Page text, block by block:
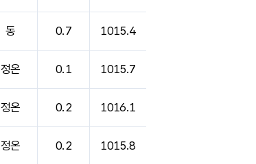
동 0.7 1015.4
정온 0.1 1015.7
정온 0.2 1016.1
정온 0.2 1015.8